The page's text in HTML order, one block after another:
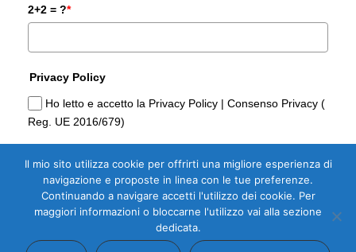
2+2 = ?*
Privacy Policy
Ho letto e accetto la Privacy Policy | Consenso Privacy (
Reg. UE 2016/679)
Sì, Voglio la Guida Gratuita per
Comprare casa di Domoria Gorizia
Il mio sito utilizza cookie per offrirti una migliore esperienza di
navigazione e proposte in linea con le tue preferenze.
Continuando a navigare accetti l'utilizzo dei cookie. Per
maggiori informazioni o bloccarne l'utilizzo vai alla sezione
dedicata.